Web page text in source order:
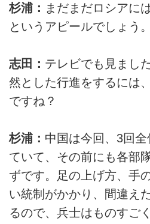
杉浦： まだまだロシアに
というアピールでしょう。
志田： テレビでも見まし
然とした行進をするには
ですね？
杉浦： 中国は今回、3回
ていて、その前にも各部
ずです。足の上げ方、手
い統制がかかり、間違え
るので、兵士はものすご